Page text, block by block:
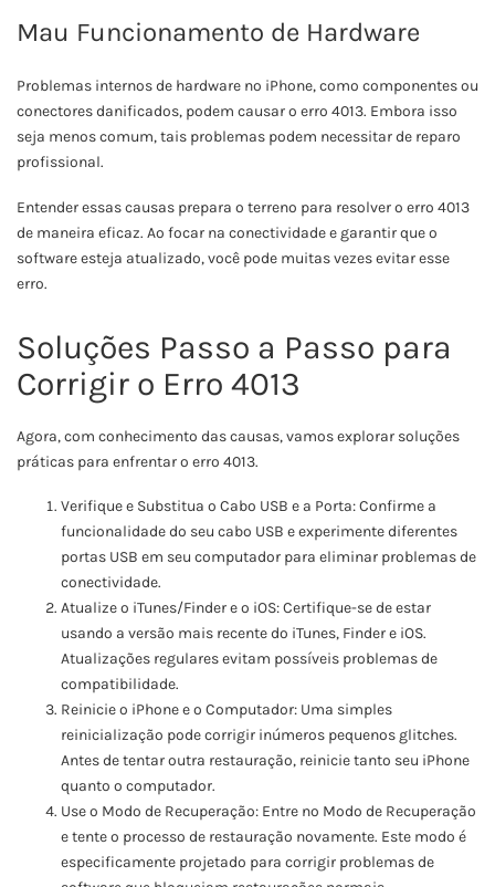
Mau Funcionamento de Hardware
Problemas internos de hardware no iPhone, como componentes ou
conectores danificados, podem causar o erro 4013. Embora isso
seja menos comum, tais problemas podem necessitar de reparo
profissional.
Entender essas causas prepara o terreno para resolver o erro 4013
de maneira eficaz. Ao focar na conectividade e garantir que o
software esteja atualizado, você pode muitas vezes evitar esse
erro.
Soluções Passo a Passo para
Corrigir o Erro 4013
Agora, com conhecimento das causas, vamos explorar soluções
práticas para enfrentar o erro 4013.
Verifique e Substitua o Cabo USB e a Porta: Confirme a
funcionalidade do seu cabo USB e experimente diferentes
portas USB em seu computador para eliminar problemas de
conectividade.
Atualize o iTunes/Finder e o iOS: Certifique-se de estar
usando a versão mais recente do iTunes, Finder e iOS.
Atualizações regulares evitam possíveis problemas de
compatibilidade.
Reinicie o iPhone e o Computador: Uma simples
reinicialização pode corrigir inúmeros pequenos glitches.
Antes de tentar outra restauração, reinicie tanto seu iPhone
quanto o computador.
Use o Modo de Recuperação: Entre no Modo de Recuperação
e tente o processo de restauração novamente. Este modo é
especificamente projetado para corrigir problemas de